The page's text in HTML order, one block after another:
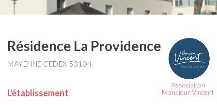
Association
Monsieur Vincent
Résidence La Providence
MAYENNE CEDEX 53104
L'établissement